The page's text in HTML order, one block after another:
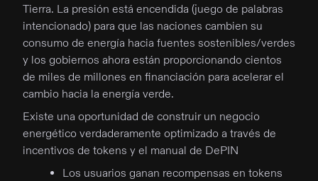
Tierra. La presión está encendida (juego de palabras
intencionado) para que las naciones cambien su
consumo de energía hacia fuentes sostenibles/verdes
y los gobiernos ahora están proporcionando cientos
de miles de millones en financiación para acelerar el
cambio hacia la energía verde.
Existe una oportunidad de construir un negocio
energético verdaderamente optimizado a través de
incentivos de tokens y el manual de DePIN
Los usuarios ganan recompensas en tokens